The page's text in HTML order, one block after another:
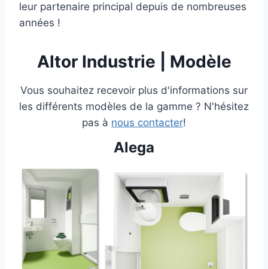
leur partenaire principal depuis de nombreuses
années !
Altor Industrie | Modèle
Vous souhaitez recevoir plus d'informations sur
les différents modèles de la gamme ? N'hésitez
pas à nous contacter!
Alega